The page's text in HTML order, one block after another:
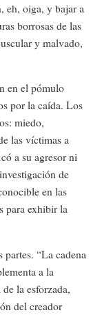
eh, oiga, y bajar a
borrosas de las
y malvado,
en el pómulo
por la caída. Los
miedo,
las víctimas a
a su agresor ni
de
en las
para exhibir la
“La cadena
a la
la esforzada,
del creador